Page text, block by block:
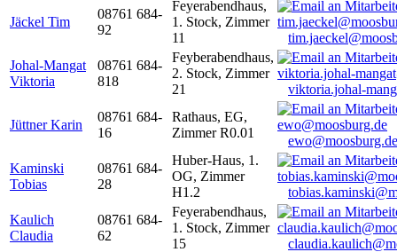
Jäckel Tim
08761 684-
92
Feyerabendhaus,
1. Stock, Zimmer
11
Johal-Mangat
Viktoria
08761 684-
818
Feyberabendhaus,
2. Stock, Zimmer
21
viktoria.johal-
Jüttner Karin
08761 684-
16
Rathaus, EG,
Zimmer R0.01
ewo@moosburg.de
Kaminski
Tobias
08761 684-
28
Huber-Haus, 1.
OG, Zimmer
H1.2
Kaulich
Claudia
08761 684-
62
Feyerabendhaus,
1. Stock, Zimmer
15